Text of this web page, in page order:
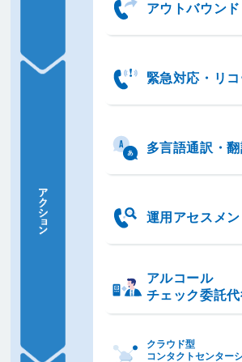
アウトバウンド
緊急対応・ リ
多言語通訳・翻
運用アセスメン
アルコール
チェック委託
クラウド型
コンタクトセンター